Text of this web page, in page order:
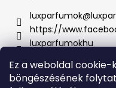
Ez a weboldal
böngészésének
luxparfumok@
https://
luxparfumokhu